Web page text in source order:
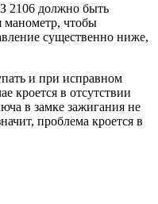
2106 должно быть
манометр, чтобы
существенно ниже,
и при исправном
кроется в отсутствии
в замке зажигания не
проблема кроется в